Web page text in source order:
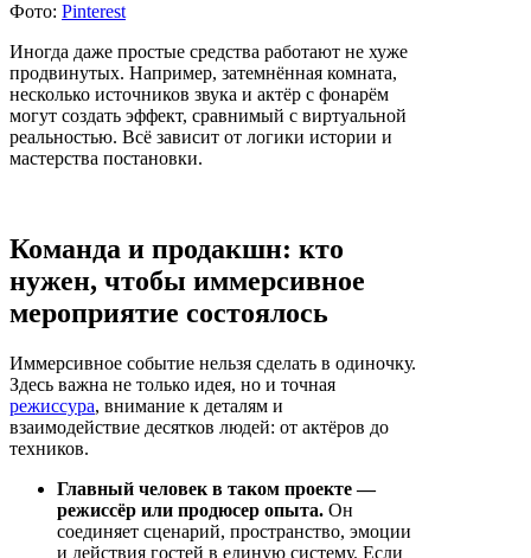
Фото: Pinterest
Иногда даже простые средства работают не хуже
продвинутых. Например, затемнённая комната,
несколько источников звука и актёр с фонарём
могут создать эффект, сравнимый с виртуальной
реальностью. Всё зависит от логики истории и
мастерства постановки.
Команда и продакшн: кто
нужен, чтобы иммерсивное
мероприятие состоялось
Иммерсивное событие нельзя сделать в одиночку.
Здесь важна не только идея, но и точная
режиссура, внимание к деталям и
взаимодействие десятков людей: от актёров до
техников.
Главный человек в таком проекте —
режиссёр или продюсер опыта. Он
соединяет сценарий, пространство, эмоции
и действия гостей в единую систему. Если